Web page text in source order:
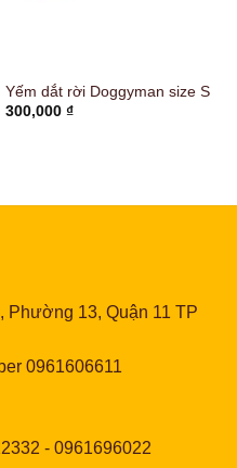
Yếm dắt rời Doggyman size S
300,000 ₫
Phường 13, Quận 11 TP
0961606611
- 0961696022